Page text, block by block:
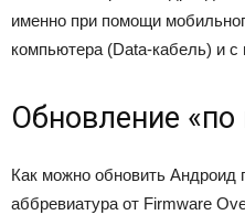
именно при помощи
компьютера (Data-кабель) и
Обновление «по
Как можно обновить Андроид
аббревиатура от Firmware